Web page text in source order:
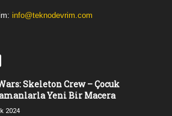
info@teknodevrim.com
Skeleton Crew – Çocuk
Yeni Bir Macera
2024